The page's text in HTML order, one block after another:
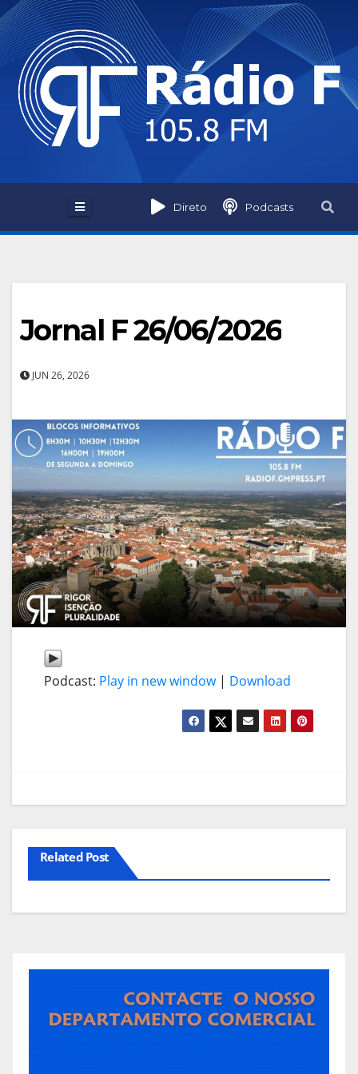
Skip
to
content
Direto Podcasts
Jornal F 26/06/2026
JUN 26, 2026
Podcast: Play in new window| Download
Related Post